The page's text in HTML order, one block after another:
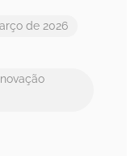
de 2026
Inovação